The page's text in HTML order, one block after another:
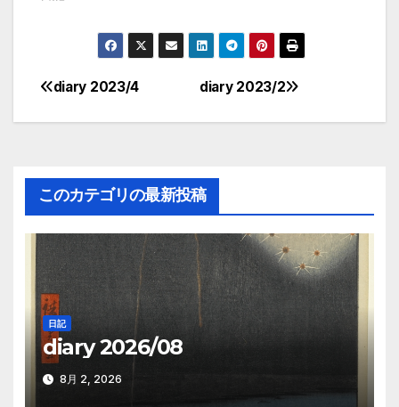
投
稿
ナ
ビ
ゲ
ー
シ
ョ
ン
diary 2023/2
diary 2023/4
このカテゴリの最新投稿
日記
diary 2026/08
8月 2, 2026